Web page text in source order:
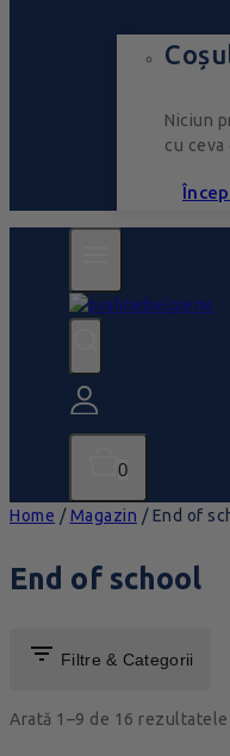
Niciun
cu
0
Home / Magazin / End of
End of school
Filtre & Categorii
Arată 1–9 de 16 rezultatele